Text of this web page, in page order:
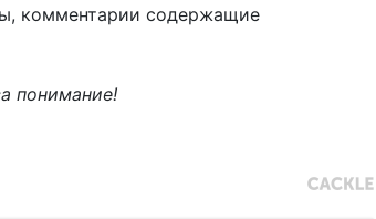
комментарии содержащие
понимание!